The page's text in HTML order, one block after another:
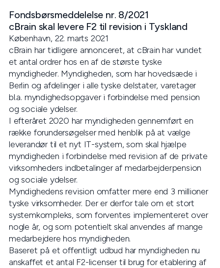
Fondsbørsmeddelelse nr. 8/2021
cBrain skal levere F2 til revision i Tyskland
København, 22. marts 2021
cBrain har tidligere annonceret, at cBrain har vundet
et antal ordrer hos en af de største tyske
myndigheder. Myndigheden, som har hovedsæde i
Berlin og afdelinger i alle tyske delstater, varetager
bl.a. myndighedsopgaver i forbindelse med pension
og sociale ydelser.
I efteråret 2020 har myndigheden gennemført en
række forundersøgelser med henblik på at vælge
leverandør til et nyt IT-system, som skal hjælpe
myndigheden i forbindelse med revision af de private
virksomheders indbetalinger af medarbejderpension
og sociale ydelser.
Myndighedens revision omfatter mere end 3 millioner
tyske virksomheder. Der er derfor tale om et stort
systemkompleks, som forventes implementeret over
nogle år, og som potentielt skal anvendes af mange
medarbejdere hos myndigheden.
Baseret på et offentligt udbud har myndigheden nu
anskaffet et antal F2-licenser til brug for etablering af